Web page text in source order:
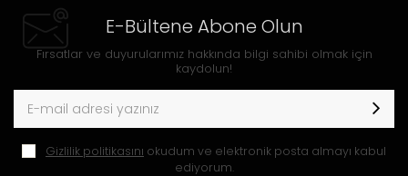
E-Bültene Abone Olun
Fırsatlar ve duyurularımız hakkında bilgi sahibi olmak için
kaydolun!
Gizlilik politikasını okudum ve elektronik posta almayı kabul
ediyorum.